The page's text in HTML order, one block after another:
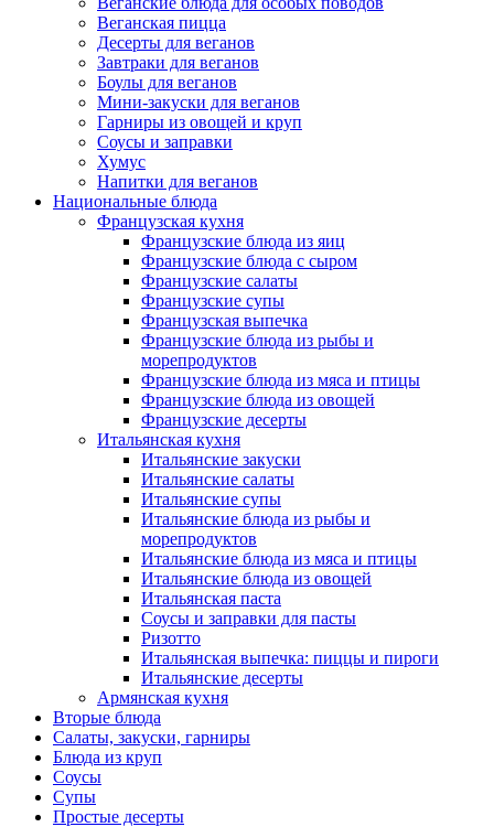
Веганская пицца
Десерты для веганов
Завтраки для веганов
Боулы для веганов
Мини-закуски для веганов
Гарниры из овощей и круп
Соусы и заправки
Хумус
Напитки для веганов
Национальные блюда
Французская кухня
Французские блюда из яиц
Французские блюда с сыром
Французские салаты
Французские супы
Французская выпечка
Французские блюда из рыбы и
морепродуктов
Французские блюда из мяса и птицы
Французские блюда из овощей
Французские десерты
Итальянская кухня
Итальянские закуски
Итальянские салаты
Итальянские супы
Итальянские блюда из рыбы и
морепродуктов
Итальянские блюда из мяса и птицы
Итальянские блюда из овощей
Итальянская паста
Соусы и заправки для пасты
Ризотто
Итальянская выпечка: пиццы и пироги
Итальянские десерты
Армянская кухня
Вторые блюда
Салаты, закуски, гарниры
Блюда из круп
Соусы
Супы
Простые десерты